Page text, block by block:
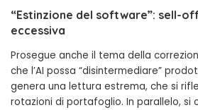
“Estinzione del software”: sell-
eccessiva
Prosegue anche il tema della
che l’AI possa “disintermediare”
genera una lettura estrema, che si
rotazioni di portafoglio. In parallelo, si